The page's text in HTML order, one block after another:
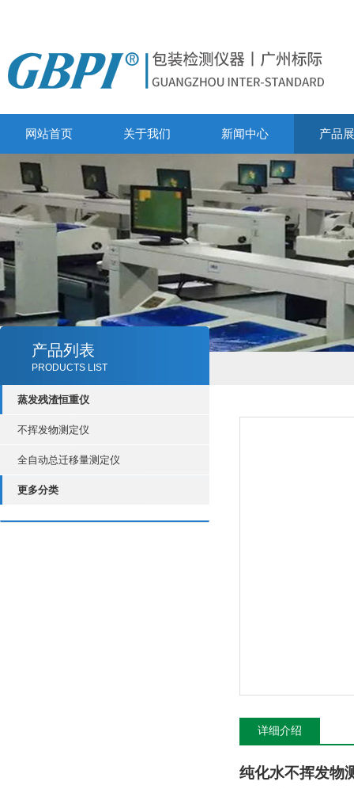
网站首页 关于我们 新闻中心 产品
产品列表
PRODUCTS LIST
蒸发残渣恒重仪
不挥发物测定仪
全自动总迁移量测定仪
更多分类
详细介绍
纯化水不挥发物